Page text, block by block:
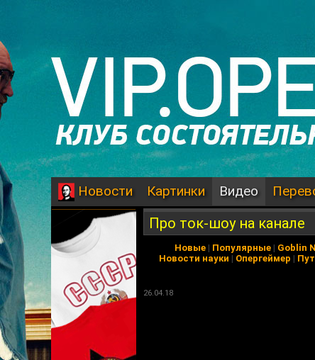
Новости Картинки Видео
Про ток-шоу на канале
Новые | Популярные | Goblin
Новости науки | Опергеймер |
26.04.18